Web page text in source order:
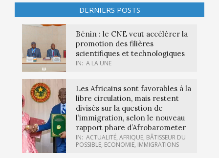
DERNIERS POSTS
Bénin : le CNE veut accélérer la
promotion des filières
scientifiques et technologiques
IN: A LA UNE
Les Africains sont favorables à la
libre circulation, mais restent
divisés sur la question de
l’immigration, selon le nouveau
rapport phare d’Afrobarometer
IN: ACTUALITÉ, AFRIQUE, BÂTISSEUR DU
POSSIBLE, ECONOMIE, IMMIGRATIONS